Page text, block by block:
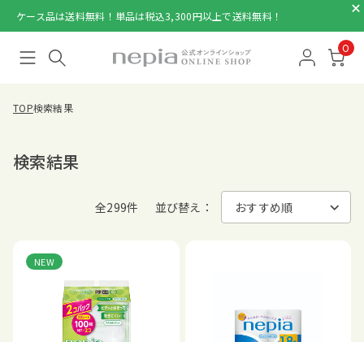
ケース品は送料無料！単品は税込3,300円以上で送料無料！
0
TOP検索結果
検索結果
全299件 並び替え：
NEW